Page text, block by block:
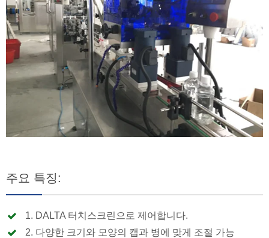
주요 특징:
1. DALTA 터치스크린으로 제어합니다.
2. 다양한 크기와 모양의 캡과 병에 맞게 조절 가능